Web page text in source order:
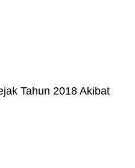
Tahun 2018 Akibat